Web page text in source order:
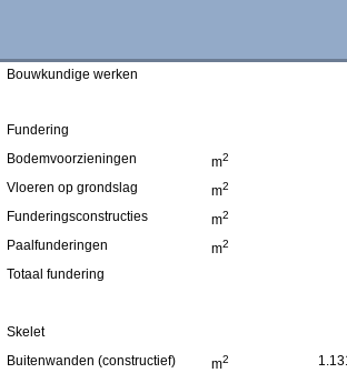
Bouwkundige werken
Fundering
Bodemvoorzieningen m2
Vloeren op grondslag m2
Funderingsconstructies m2
Paalfunderingen m2
Totaal fundering
Skelet
Buitenwanden (constructief) m2